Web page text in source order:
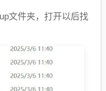
文件夹，打开以后找